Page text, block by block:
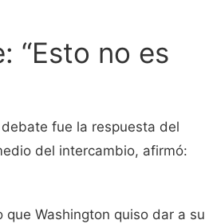
“Esto no es
fue la respuesta del
del intercambio, afirmó:
Washington quiso dar a su